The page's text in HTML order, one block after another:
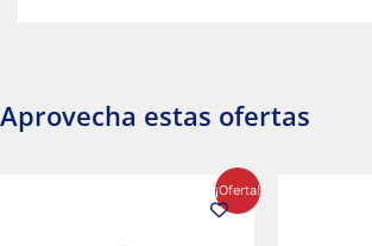
Aprovecha estas ofertas
¡Oferta!
precio
actual